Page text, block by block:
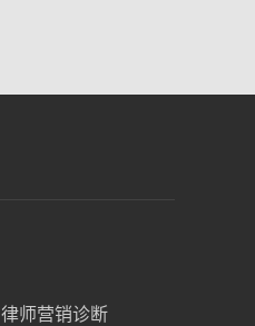
律师营销诊断